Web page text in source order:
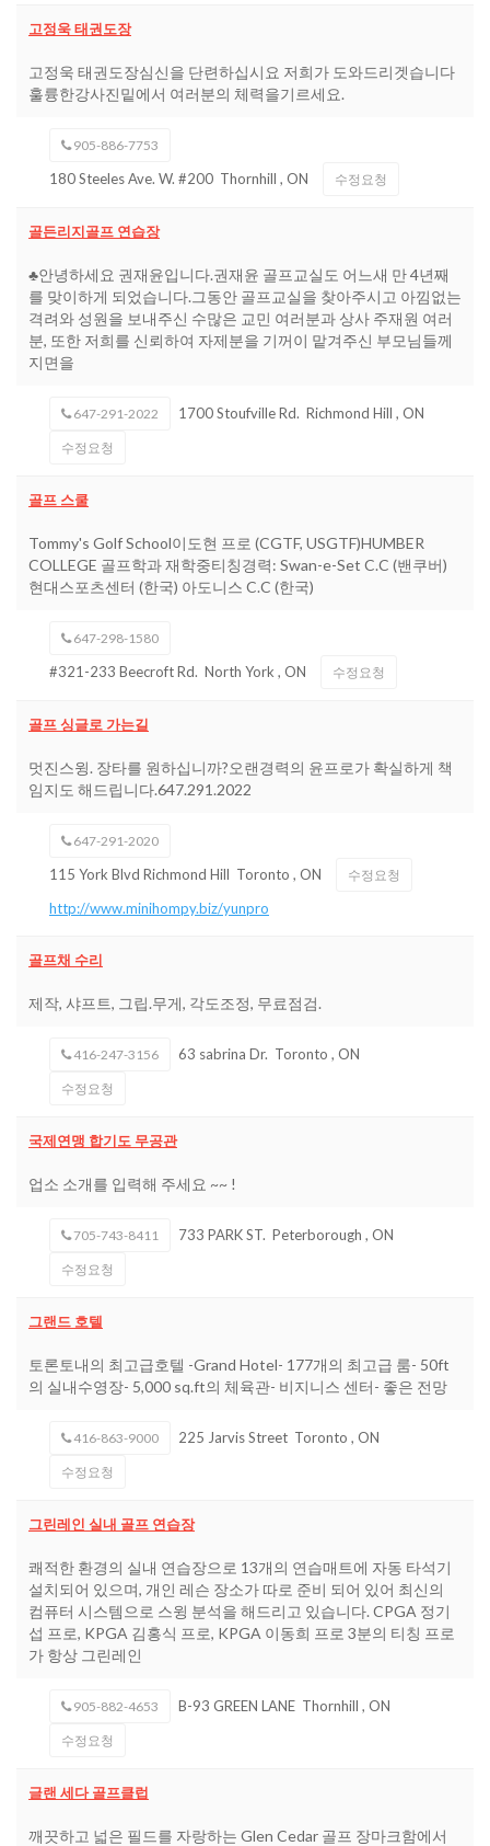
고정욱 태권도장
고정욱 태권도장심신을 단련하십시요 저희가 도와드리겟습니다
훌륭한강사진밑에서 여러분의 체력을기르세요.
905-886-7753
180 Steeles Ave. W. #200 Thornhill , ON 수정요청
골든리지골프 연습장
♣안녕하세요 권재윤입니다.권재윤 골프교실도 어느새 만 4년째
를 맞이하게 되었습니다.그동안 골프교실을 찾아주시고 아낌없는
격려와 성원을 보내주신 수많은 교민 여러분과 상사 주재원 여러
분, 또한 저희를 신뢰하여 자제분을 기꺼이 맡겨주신 부모님들께
지면을
647-291-2022 1700 Stoufville Rd. Richmond Hill , ON
수정요청
골프 스쿨
Tommy's Golf School이도현 프로 (CGTF, USGTF)HUMBER
COLLEGE 골프학과 재학중티칭경력: Swan-e-Set C.C (밴쿠버)
현대스포츠센터 (한국) 아도니스 C.C (한국)
647-298-1580
#321-233 Beecroft Rd. North York , ON 수정요청
골프 싱글로 가는길
멋진스윙. 장타를 원하십니까?오랜경력의 윤프로가 확실하게 책
임지도 해드립니다.647.291.2022
647-291-2020
115 York Blvd Richmond Hill Toronto , ON 수정요청
http://www.minihompy.biz/yunpro
골프채 수리
제작, 샤프트, 그립.무게, 각도조정, 무료점검.
416-247-3156 63 sabrina Dr. Toronto , ON
수정요청
국제연맹 합기도 무공관
업소 소개를 입력해 주세요 ~~ !
705-743-8411 733 PARK ST. Peterborough , ON
수정요청
그랜드 호텔
토론토내의 최고급호텔 -Grand Hotel- 177개의 최고급 룸- 50ft
의 실내수영장- 5,000 sq.ft의 체육관- 비지니스 센터- 좋은 전망
416-863-9000 225 Jarvis Street Toronto , ON
수정요청
그린레인 실내 골프 연습장
쾌적한 환경의 실내 연습장으로 13개의 연습매트에 자동 타석기
설치되어 있으며, 개인 레슨 장소가 따로 준비 되어 있어 최신의
컴퓨터 시스템으로 스윙 분석을 해드리고 있습니다. CPGA 정기
섭 프로, KPGA 김홍식 프로, KPGA 이동희 프로 3분의 티칭 프로
가 항상 그린레인
905-882-4653 B-93 GREEN LANE Thornhill , ON
수정요청
글랜 세다 골프클럽
깨끗하고 넓은 필드를 자랑하는 Glen Cedar 골프 장마크함에서